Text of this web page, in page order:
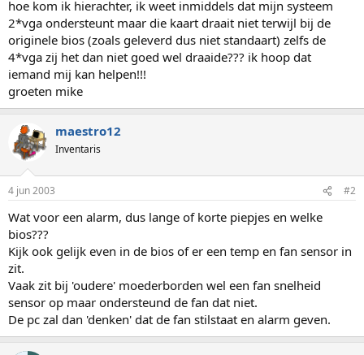
hoe kom ik hierachter, ik weet inmiddels dat mijn systeem
2*vga ondersteunt maar die kaart draait niet terwijl bij de
originele bios (zoals geleverd dus niet standaart) zelfs de
4*vga zij het dan niet goed wel draaide??? ik hoop dat
iemand mij kan helpen!!!
groeten mike
maestro12
Inventaris
4 jun 2003 #2
Wat voor een alarm, dus lange of korte piepjes en welke
bios???
Kijk ook gelijk even in de bios of er een temp en fan sensor in
zit.
Vaak zit bij 'oudere' moederborden wel een fan snelheid
sensor op maar ondersteund de fan dat niet.
De pc zal dan 'denken' dat de fan stilstaat en alarm geven.